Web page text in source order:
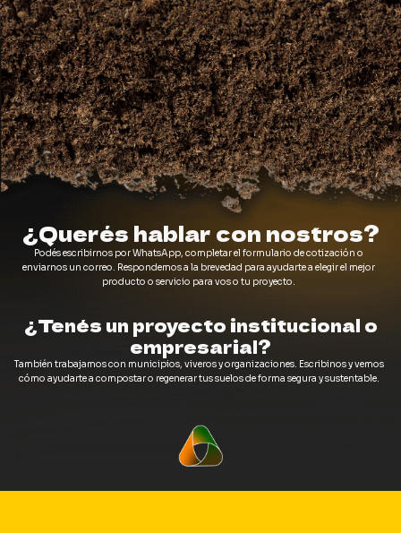
¿Querés hablar con nostros?
Podés escribirnos por WhatsApp, completar el formulario de cotización o
enviarnos un correo. Respondemos a la brevedad para ayudarte a elegir el mejor
producto o servicio para vos o tu proyecto.
¿Tenés un proyecto institucional o
empresarial?
También trabajamos con municipios, viveros y organizaciones. Escribinos y vemos
cómo ayudarte a compostar o regenerar tus suelos de forma segura y sustentable.